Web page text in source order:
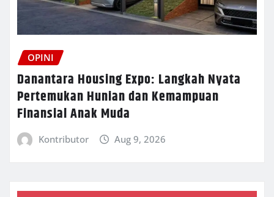
OPINI
Danantara Housing Expo: Langkah Nyata
Pertemukan Hunian dan Kemampuan
Finansial Anak Muda
Kontributor Aug 9, 2026